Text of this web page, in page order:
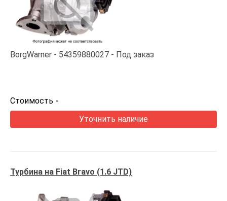
BorgWarner 54359880027 Под заказ
Стоимость -
Уточнить наличие
Турбина на Fiat Bravo (1.6 JTD)